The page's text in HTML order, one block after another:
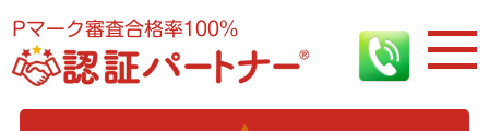
Pマーク審査合格率100%